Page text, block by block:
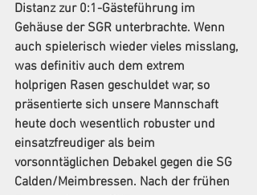
Distanz zur 0:1-Gästeführung im
Gehäuse der SGR unterbrachte. Wenn
auch spielerisch wieder vieles misslang,
was definitiv auch dem extrem
holprigen Rasen geschuldet war, so
präsentierte sich unsere Mannschaft
heute doch wesentlich robuster und
einsatzfreudiger als beim
vorsonntäglichen Debakel gegen die SG
Calden/Meimbressen. Nach der frühen